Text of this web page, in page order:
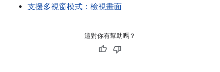
支援多視窗模式：檢視畫面
這對你有幫助嗎？